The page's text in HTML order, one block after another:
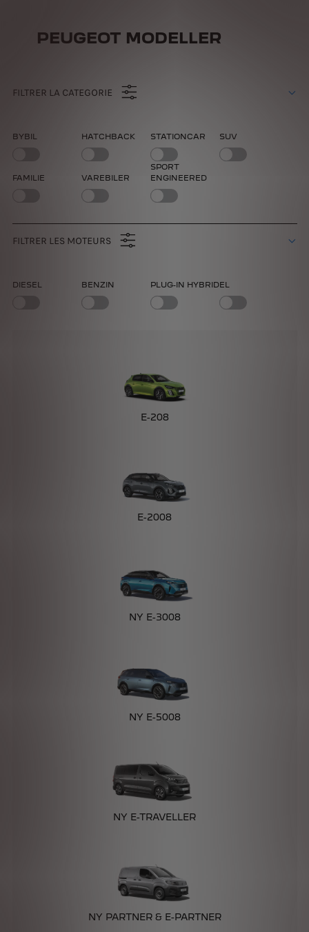
PEUGEOT MODELLER
FILTRER LA CATEGORIE
BYBIL HATCHBACK STATIONCAR SUV
FAMILIE VAREBILER
SPORT
ENGINEERED
FILTRER LES MOTEURS
DIESEL BENZIN PLUG-IN HYBRIDEL
E-208
E-2008
NY E-3008
NY E-5008
NY E-TRAVELLER
NY PARTNER & E-PARTNER